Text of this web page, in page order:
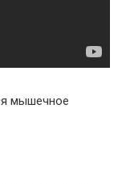
мышечное